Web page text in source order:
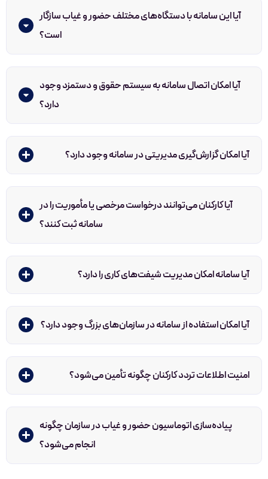
آیا این سامانه با دستگاه‌های مختلف حضور و غیاب سازگار
است؟
آیا امکان اتصال سامانه به سیستم حقوق و دستمزد وجود
دارد؟
آیا امکان گزارش‌گیری مدیریتی در سامانه وجود دارد؟
آیا کارکنان می‌توانند درخواست مرخصی یا مأموریت را در
سامانه ثبت کنند؟
آیا سامانه امکان مدیریت شیفت‌های کاری را دارد؟
آیا امکان استفاده از سامانه در سازمان‌های بزرگ وجود دارد؟
امنیت اطلاعات تردد کارکنان چگونه تأمین می‌شود؟
پیاده‌سازی اتوماسیون حضور و غیاب در سازمان چگونه
انجام می‌شود؟